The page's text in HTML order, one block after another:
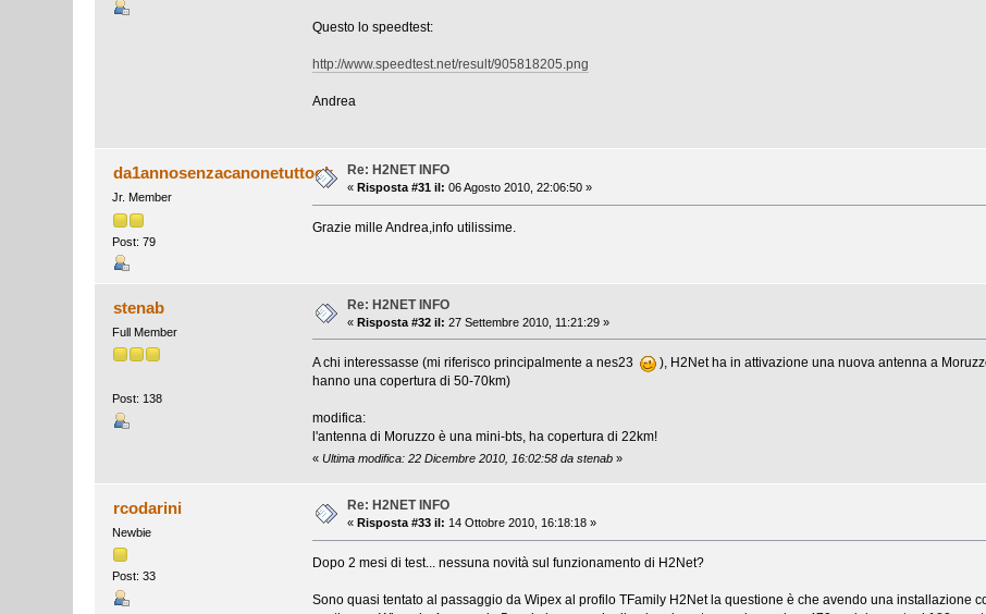
Questo lo speedtest:
http://www.speedtest.net/result/905818205.png
Andrea
da1annosenzacanonetuttook
Jr. Member
Post: 79
Re: H2NET INFO
« Risposta #31 il: 06 Agosto 2010, 22:06:50 »
Grazie mille Andrea,info utilissime.
stenab
Full Member
Post: 138
Re: H2NET INFO
«Risposta #32 il: 27 Settembre 2010, 11:21:29 »
A chi interessasse (mi riferisco principalmente a nes23
), H2Net ha in attivazione una nuova antenna a
hanno una copertura di 50-70km)
modifica:
l'antenna di Moruzzo è una mini-bts, ha copertura di 22km!
« Ultima modifica: 22 Dicembre 2010, 16:02:58 da stenab»
rcodarini
Newbie
Post: 33
Re: H2NET INFO
«Risposta #33 il: 14 Ottobre 2010, 16:18:18 »
Dopo 2 mesi di test... nessuna novità sul funzionamento di H2Net?
Sono quasi tentato al passaggio da Wipex al profilo TFamily H2Net la questione è che avendo una installazione